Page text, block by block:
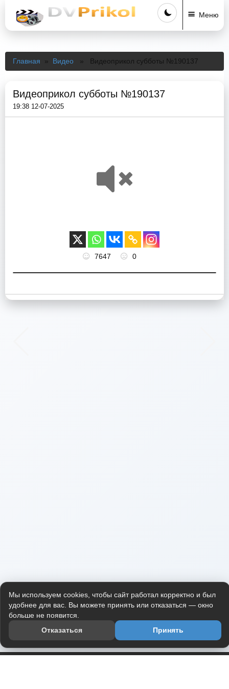
Меню
Главная » Видео » Видеоприкол субботы №190137
Видеоприкол субботы №190137
19:38 12-07-2025
7647 0
Мы используем cookies, чтобы сайт работал корректно и был
удобнее для вас. Вы можете принять или отказаться — окно
больше не появится.
Отказаться
Принять